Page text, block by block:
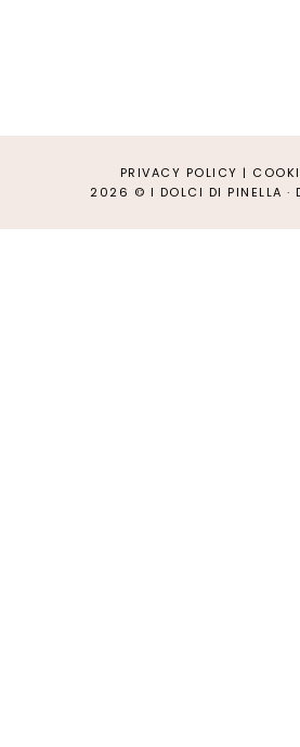
PRIVACY POLICY |
2026 © I DOLCI DI PINELLA ·